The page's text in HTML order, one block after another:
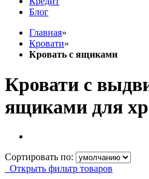
Блог
Главная»
Кровати»
Кровать с ящиками
Кровати с
ящиками для
Сортировать по:
Открыть фильтр товаров